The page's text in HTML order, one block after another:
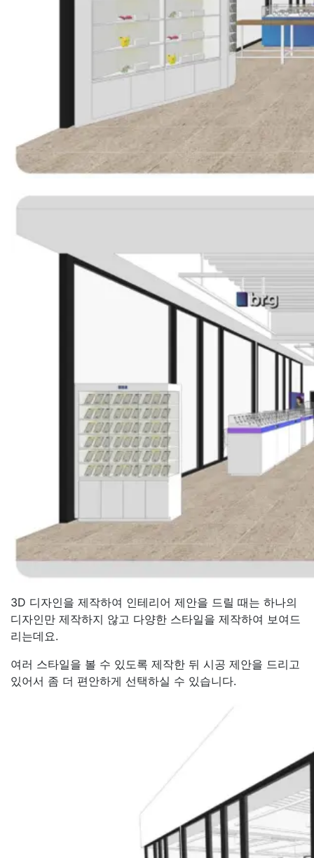
3D 디자인을 제작하여 인테리어 제안을 드릴 때는 하나의
디자인만 제작하지 않고 다양한 스타일을 제작하여 보여드
리는데요.
여러 스타일을 볼 수 있도록 제작한 뒤 시공 제안을 드리고
있어서 좀 더 편안하게 선택하실 수 있습니다.